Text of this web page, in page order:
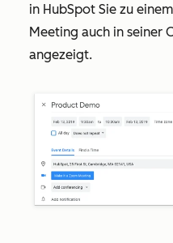
in HubSpot Sie zu
Meeting auch in seiner
angezeigt.